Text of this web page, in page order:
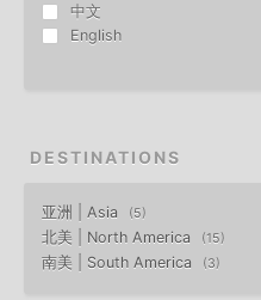
中文
English
DESTINATIONS
亚洲 | Asia 5
北美 | North America 15
南美 | South America 3